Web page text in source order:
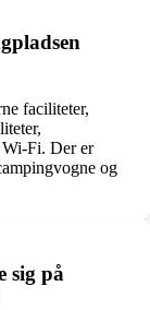
faciliteter,
Wi-Fi. Der er
og
sig på